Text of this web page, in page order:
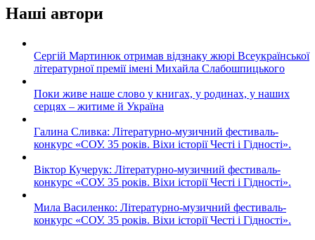
Наші автори
Сергій Мартинюк отримав відзнаку жюрі Всеукраїнської
літературної премії імені Михайла Слабошпицького
Поки живе наше слово у книгах, у родинах, у наших
серцях – житиме й Україна
Галина Сливка: Літературно-музичний фестиваль-
конкурс «СОУ. 35 років. Віхи історії Честі і Гідності».
Віктор Кучерук: Літературно-музичний фестиваль-
конкурс «СОУ. 35 років. Віхи історії Честі і Гідності».
Мила Василенко: Літературно-музичний фестиваль-
конкурс «СОУ. 35 років. Віхи історії Честі і Гідності».